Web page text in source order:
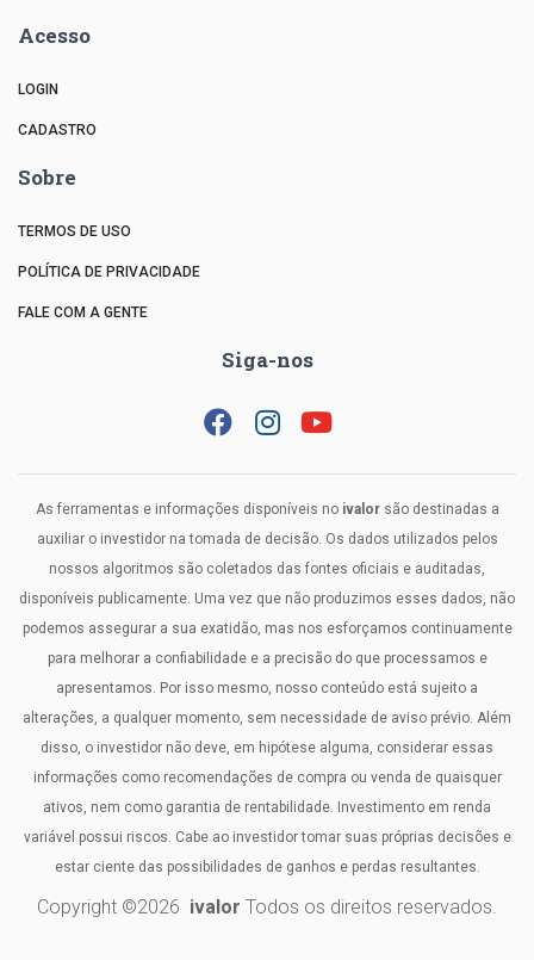
Acesso
LOGIN
CADASTRO
Sobre
TERMOS DE USO
POLÍTICA DE PRIVACIDADE
FALE COM A GENTE
Siga-nos
As ferramentas e informações disponíveis no ivalorsão destinadas a
auxiliar o investidor na tomada de decisão. Os dados utilizados pelos
nossos algoritmos são coletados das fontes oficiais e auditadas,
disponíveis publicamente. Uma vez que não produzimos esses dados, não
podemos assegurar a sua exatidão, mas nos esforçamos continuamente
para melhorar a confiabilidade e a precisão do que processamos e
apresentamos. Por isso mesmo, nosso conteúdo está sujeito a
alterações, a qualquer momento, sem necessidade de aviso prévio. Além
disso, o investidor não deve, em hipótese alguma, considerar essas
informações como recomendações de compra ou venda de quaisquer
ativos, nem como garantia de rentabilidade. Investimento em renda
variável possui riscos. Cabe ao investidor tomar suas próprias decisões e
estar ciente das possibilidades de ganhos e perdas resultantes.
Copyright ©2026 ivalor Todos os direitos reservados.